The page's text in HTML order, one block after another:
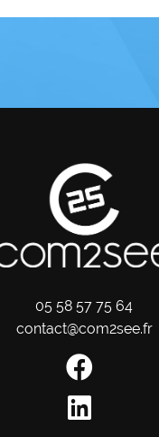
05 58 57 75 64
contact@com2see.fr